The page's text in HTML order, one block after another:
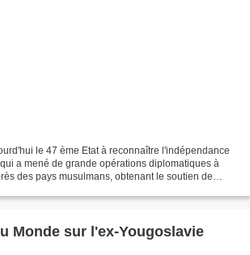
le 47 ème Etat à reconnaître l'indépendance
a mené de grande opérations diplomatiques à
des pays musulmans, obtenant le soutien de
Monde sur l'ex-Yougoslavie